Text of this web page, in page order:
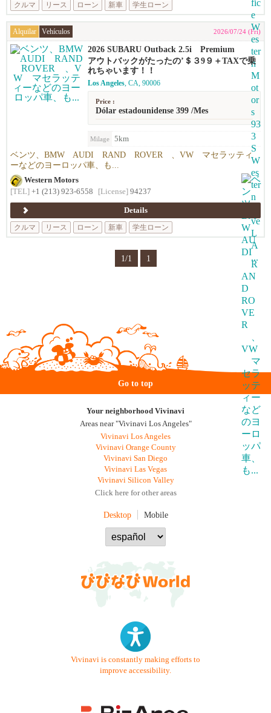
クルマ
リース ローン 新車 学生ローン
Alquilar Vehículos 2026/07/24 (Fri)
2026 SUBARU Outback 2.5i Premium
アウトバックがたったの’＄３9９＋TAXで乗
れちゃいます！！
Los Angeles, CA, 90006
Price :
Dólar estadounidense 399 /Mes
Milage 5km
ベンツ、BMW AUDI RAND ROVER 、VW マセラッティ
ーなどのヨーロッパ車、も...
Western Motors
[TEL] +1 (213) 923-6558 [License] 94237
Details
クルマ
リース ローン 新車 学生ローン
1/1 1
Go to top
Your neighborhood Vivinavi
Areas near "Vivinavi Los Angeles"
Vivinavi Los Angeles
Vivinavi Orange County
Vivinavi San Diego
Vivinavi Las Vegas
Vivinavi Silicon Valley
Click here for other areas
Desktop Mobile
Vivinavi is constantly making efforts to
improve accessibility.